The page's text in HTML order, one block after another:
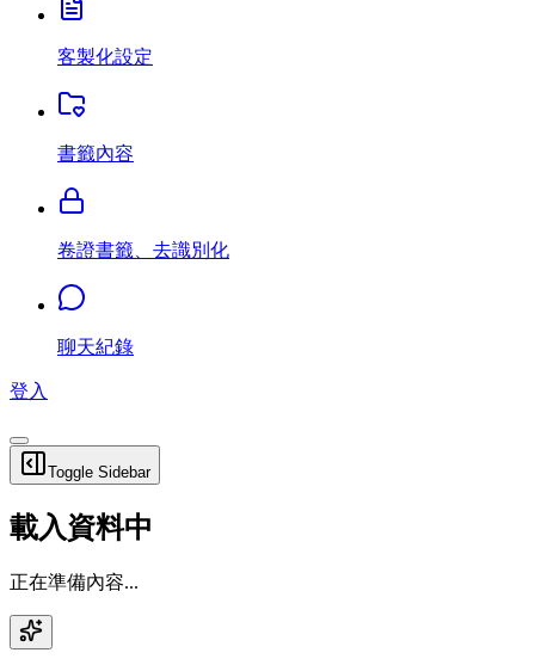
客製化設定
書籤內容
卷證書籤、去識別化
聊天紀錄
登入
Toggle Sidebar
載入資料中
正在準備內容...